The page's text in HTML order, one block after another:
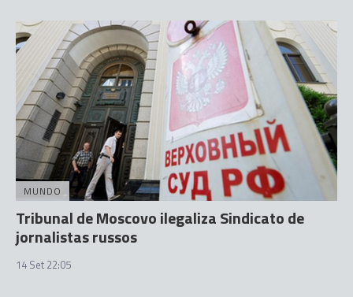
MUNDO
Tribunal de Moscovo ilegaliza Sindicato de
jornalistas russos
14 Set 22:05